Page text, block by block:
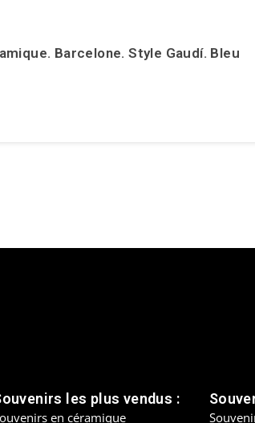
Barcelone. Style Gaudí. Bleu
les plus vendus :
en céramique